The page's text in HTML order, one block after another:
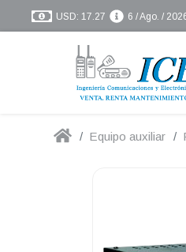
USD: 17.27 6 / Ago. /
Equipo auxiliar